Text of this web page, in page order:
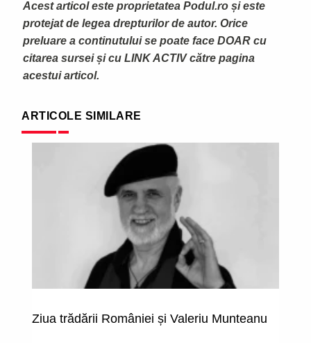
Acest articol este proprietatea Podul.ro și este
protejat de legea drepturilor de autor. Orice
preluare a continutului se poate face DOAR cu
citarea sursei și cu LINK ACTIV către pagina
acestui articol.
ARTICOLE SIMILARE
Ziua trădării României și Valeriu Munteanu